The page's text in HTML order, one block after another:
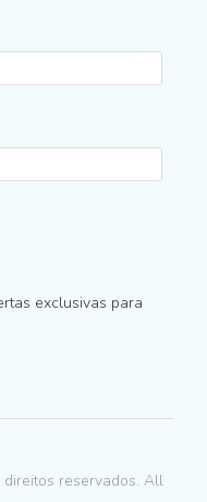
exclusivas para
reservados. All